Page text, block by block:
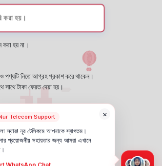
করা হয়।
হয় না।
নিতে আগ্রহ প্রকাশ করে থাকেন।
সাথে টাকা ফেরত দেয়া হয়।
×
Telecom Support
স্যার! নূর টেলিকমে আপনাকে স্বাগতম।
প্রয়োজনীয় সহায়তার জন্য আমরা এখানে